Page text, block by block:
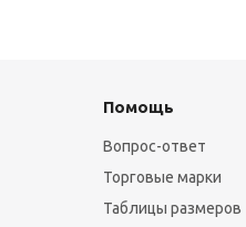
Помощь
Вопрос-ответ
Торговые марки
Таблицы размеров